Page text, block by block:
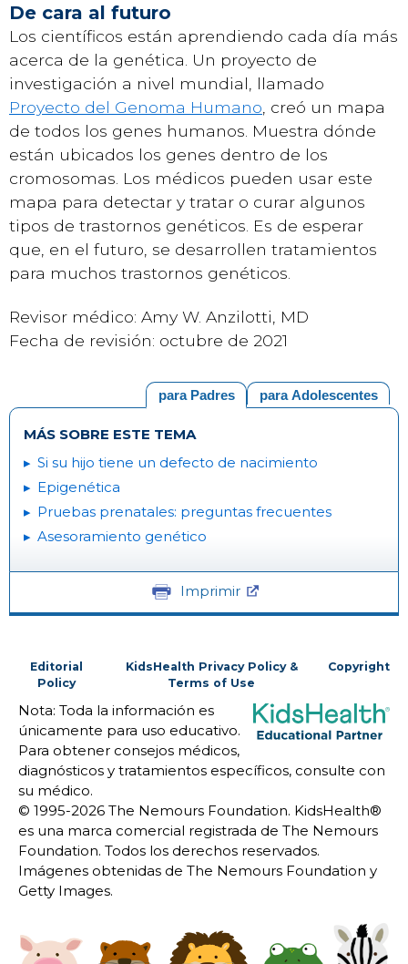
De cara al futuro
Los científicos están aprendiendo cada día más
acerca de la genética. Un proyecto de
investigación a nivel mundial, llamado
Proyecto del Genoma Humano , creó un mapa
de todos los genes humanos. Muestra dónde
están ubicados los genes dentro de los
cromosomas. Los médicos pueden usar este
mapa para detectar y tratar o curar algunos
tipos de trastornos genéticos. Es de esperar
que, en el futuro, se desarrollen tratamientos
para muchos trastornos genéticos.
Revisor médico: Amy W. Anzilotti, MD
Fecha de revisión: octubre de 2021
para Adolescentes
para Padres
MÁS SOBRE ESTE TEMA
Si su hijo tiene un defecto de nacimiento
Epigenética
Pruebas prenatales: preguntas frecuentes
Asesoramiento genético
Imprimir
Editorial
Policy
KidsHealth Privacy Policy &
Terms of Use
Copyright
Nota: Toda la información es
únicamente para uso educativo.
Para obtener consejos médicos,
diagnósticos y tratamientos específicos, consulte con
su médico.
© 1995-2026 The Nemours Foundation. KidsHealth®
es una marca comercial registrada de The Nemours
Foundation. Todos los derechos reservados.
Imágenes obtenidas de The Nemours Foundation y
Getty Images.